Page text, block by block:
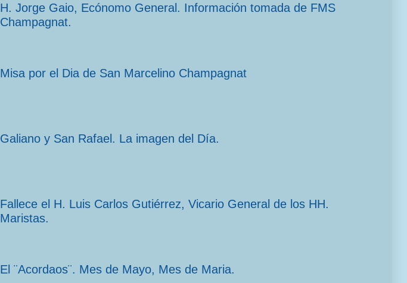
H. Jorge Gaio, Ecónomo General. Información tomada de FMS
Champagnat.
Misa por el Dia de San Marcelino Champagnat
Galiano y San Rafael. La imagen del Día.
Fallece el H. Luis Carlos Gutiérrez, Vicario General de los HH.
Maristas.
El ¨Acordaos¨. Mes de Mayo, Mes de Maria.